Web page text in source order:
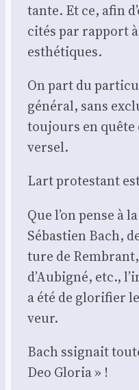
tante. Et ce, afin
ci­tés par rap­port
esthé­tiques.
On part du
géné­ral, sans
tou­jours en
ver­sel.
Lart pro­tes­tant
Que l’on pense à
Sébas­tien Bach,
ture de
d’Au­bi­gné, etc.,
a été de glo­ri­fier
veur.
Bach ssi­gnait
Deo Glo­ria » !